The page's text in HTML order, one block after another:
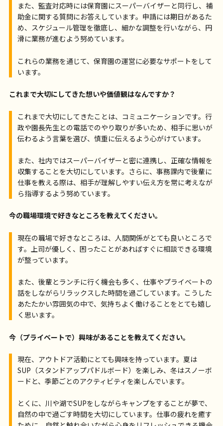
また、監査対応時には保育園にスーパーバイザーと同行し、補
助金に関する質問にお答えしています。申請には期日があるた
め、スケジュール管理を徹底し、細かな調整を行いながら、円
滑に業務が進むよう努めています。
これらの業務を通じて、保育園の運営に必要なサポートをして
います。
これまで大切にしてきた想いや価値観はなんですか？
これまで大切にしてきたことは、コミュニケーションです。行
政や園長先生との電話でのやり取りが多いため、相手に思いが
伝わるよう言葉を選び、慎重に伝えるよう心がけています。
また、社内ではスーパーバイザーと密に連携し、正確な情報を
収集することを大切にしています。さらに、事務課内で後輩に
仕事を教える際は、相手が理解しやすい伝え方を常に考えなが
ら指導するよう努めています。
今の職場環境で好きなところを教えてください。
現在の職場で好きなところは、人間関係がとても良いところで
す。上司が優しく、困ったことがあればすぐに相談できる環境
が整っています。
また、後輩とランチに行く機会も多く、仕事やプライベートの
話をしながらリラックスした時間を過ごしています。こうした
あたたかい雰囲気の中で、気持ちよく働けることをとても嬉し
く思います。
今（プライベートで）興味があることを教えてください。
現在、アウトドア活動にとても興味を持っています。夏は
SUP（スタンドアップパドルボード）を楽しみ、冬はスノーボ
ードと、季節ごとのアクティビティを楽しんでいます。
とくに、川や湖でSUPをしながらキャンプをすることが夢で、
自然の中で過ごす時間を大切にしています。仕事の疲れを癒す